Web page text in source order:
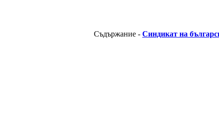
Съдържание - Синдикат на